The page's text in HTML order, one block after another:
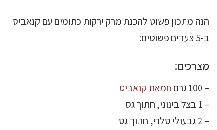
הנה מתכון פשוט להכנת מרק ירקות כתומים עם קנאביס
ב-5 צעדים פשוטים:
מצרכים:
– 100 גרם
חמאת קנאביס
– 1 בצל בינוני, חתוך גס
– 2 גבעולי סלרי, חתוך גס